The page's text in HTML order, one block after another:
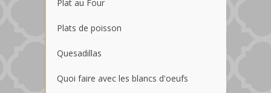
Plat au Four
Plats de poisson
Quesadillas
Quoi faire avec les blancs d'oeufs